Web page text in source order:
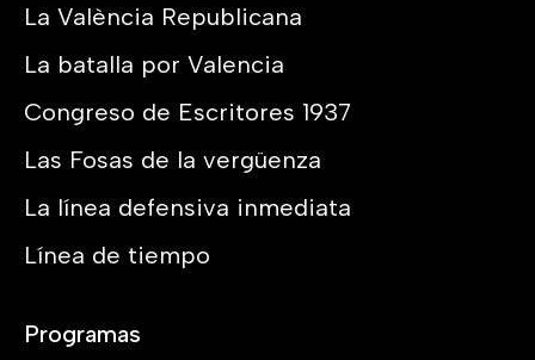
La València Republicana
La batalla por Valencia
Congreso de Escritores 1937
Las Fosas de la vergüenza
La línea defensiva inmediata
Línea de tiempo
Programas